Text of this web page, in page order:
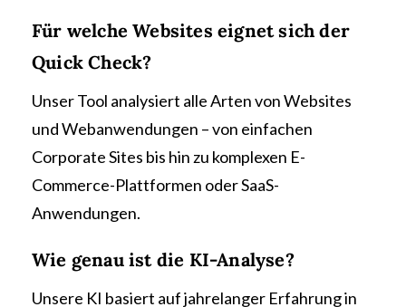
Für welche Websites eignet sich der
Quick Check?
Unser Tool analysiert alle Arten von Websites
und Webanwendungen – von einfachen
Corporate Sites bis hin zu komplexen E-
Commerce-Plattformen oder SaaS-
Anwendungen.
Wie genau ist die KI-Analyse?
Unsere KI basiert auf jahrelanger Erfahrung in